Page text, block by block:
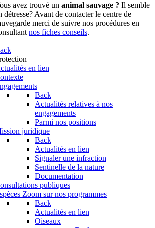
avez trouvé un animal sauvage ? Il semble
détresse? Avant de contacter le centre de
merci de suivre nos procédures en
nos fiches conseils.
en lien
Back
Actualités relatives à nos
engagements
Parmi nos positions
juridique
Back
Actualités en lien
Signaler une infraction
Sentinelle de la nature
Documentation
publiques
Zoom sur nos programmes
Back
Actualités en lien
Oiseaux